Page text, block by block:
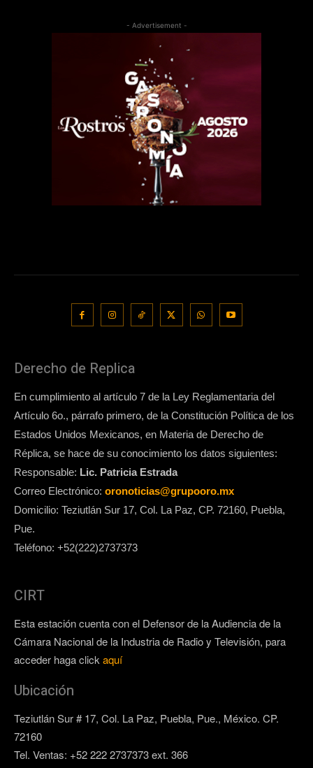
- Advertisement -
Derecho de Replica
En cumplimiento al artículo 7 de la Ley Reglamentaria del
Artículo 6o., párrafo primero, de la Constitución Política de los
Estados Unidos Mexicanos, en Materia de Derecho de
Réplica, se hace de su conocimiento los datos siguientes:
Responsable: Lic. Patricia Estrada
Correo Electrónico: oronoticias@grupooro.mx
Domicilio: Teziutlán Sur 17, Col. La Paz, CP. 72160, Puebla,
Pue.
Teléfono: +52(222)2737373
CIRT
Esta estación cuenta con el Defensor de la Audiencia de la
Cámara Nacional de la Industria de Radio y Televisión, para
acceder haga click aquí
Ubicación
Teziutlán Sur # 17, Col. La Paz, Puebla, Pue., México. CP.
72160
Tel. Ventas: +52 222 2737373 ext. 366